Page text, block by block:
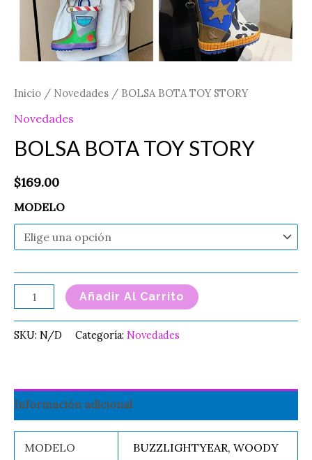
Inicio / Novedades / BOLSA BOTA TOY STORY
Novedades
BOLSA BOTA TOY STORY
$169.00
MODELO
Añadir Al Carrito
SKU: N/D Categoría: Novedades
Información adicional
MODELO BUZZLIGHTYEAR, WOODY